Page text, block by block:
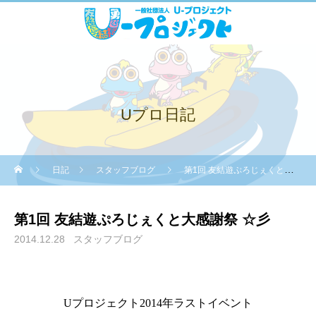
Uプロ日記
日記 スタッフブログ 第1回 友結遊ぷろじぇくと大感謝祭 ☆彡
第1回 友結遊ぷろじぇくと大感謝祭 ☆彡
2014.12.28 スタッフブログ
Uプロジェクト 2014年ラストイベント